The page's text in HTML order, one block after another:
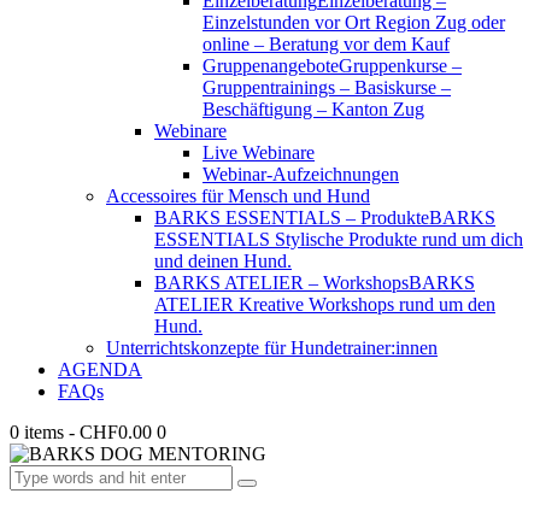
Einzelstunden vor Ort Region Zug oder
online – Beratung vor dem Kauf
GruppenangeboteGruppenkurse –
Gruppentrainings – Basiskurse –
Beschäftigung – Kanton Zug
Webinare
Live Webinare
Webinar-Aufzeichnungen
Accessoires für Mensch und Hund
BARKS ESSENTIALS – ProdukteBARKS
ESSENTIALS Stylische Produkte rund um dich
und deinen Hund.
BARKS ATELIER – WorkshopsBARKS
ATELIER Kreative Workshops rund um den
Hund.
Unterrichtskonzepte für Hundetrainer:innen
AGENDA
FAQs
0 items - CHF0.00 0